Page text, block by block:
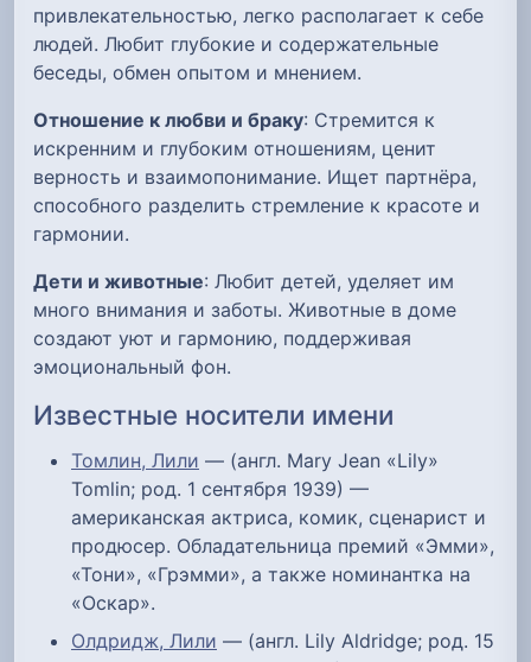
привлекательностью, легко располагает к себе
людей. Любит глубокие и содержательные
беседы, обмен опытом и мнением.
Отношение к любви и браку: Стремится к
искренним и глубоким отношениям, ценит
верность и взаимопонимание. Ищет партнёра,
способного разделить стремление к красоте и
гармонии.
Дети и животные: Любит детей, уделяет им
много внимания и заботы. Животные в доме
создают уют и гармонию, поддерживая
эмоциональный фон.
Известные носители имени
Томлин, Лили — (англ. Mary Jean «Lily»
Tomlin; род. 1 сентября 1939) —
американская актриса, комик, сценарист и
продюсер. Обладательница премий «Эмми»,
«Тони», «Грэмми», а также номинантка на
«Оскар».
Олдридж, Лили — (англ. Lily Aldridge; род. 15